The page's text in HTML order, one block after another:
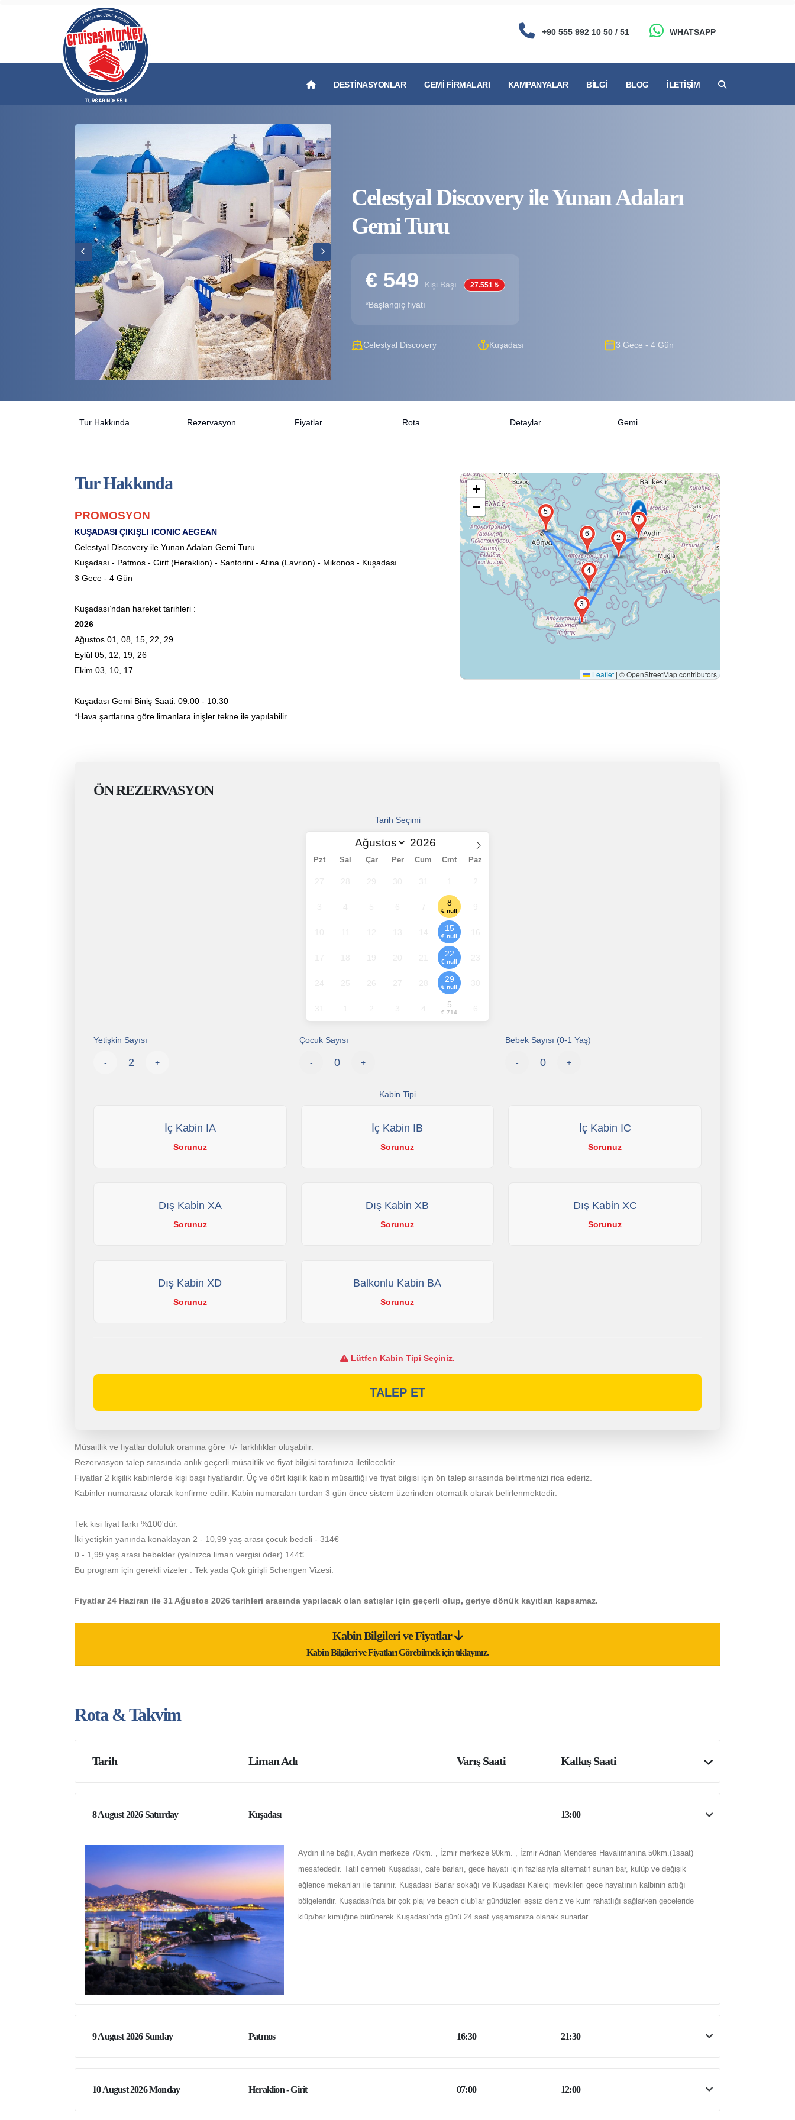
+90 555 992 10 50 / 51 WHATSAPP
DESTINASYONLAR GEMI FIRMALARI KAMPANYALAR BILGI BLOG İLETIŞIM
Celestyal Discovery ile Yunan Adaları
Gemi Turu
€ 549 Kişi Başı 27.551 ₺
*Başlangıç fiyatı
Celestyal Discovery Kuşadası 3 Gece - 4 Gün
Tur Hakkında Rezervasyon Fiyatlar Rota Detaylar Gemi
Tur Hakkında
PROMOSYON
KUŞADASI ÇIKIŞLI ICONIC AEGEAN
Celestyal Discovery ile Yunan Adaları Gemi Turu
Kuşadası - Patmos - Girit (Heraklion) - Santorini - Atina (Lavrion) - Mikonos - Kuşadası
3 Gece - 4 Gün
Kuşadası’ndan hareket tarihleri :
2026
Ağustos 01, 08, 15, 22, 29
Eylül 05, 12, 19, 26
Ekim 03, 10, 17
Kuşadası Gemi Biniş Saati: 09:00 - 10:30
*Hava şartlarına göre limanlara inişler tekne ile yapılabilir.
2
3
4
5
6
7
+
−
Leaflet | © OpenStreetMap contributors
ÖN REZERVASYON
Tarih Seçimi
Pzt Sal Çar Per Cum Cmt Paz
8
€ null
15
€ null
22
€ null
29
€ null
5
€ 714
Yetişkin Sayısı
- +
Çocuk Sayısı
- +
Bebek Sayısı (0-1 Yaş)
- +
Kabin Tipi
İç Kabin IA
Sorunuz
İç Kabin IB
Sorunuz
İç Kabin IC
Sorunuz
Dış Kabin XA
Sorunuz
Dış Kabin XB
Sorunuz
Dış Kabin XC
Sorunuz
Dış Kabin XD
Sorunuz
Balkonlu Kabin BA
Sorunuz
Lütfen Kabin Tipi Seçiniz.
TALEP ET
Müsaitlik ve fiyatlar doluluk oranına göre +/- farklılıklar oluşabilir.
Rezervasyon talep sırasında anlık geçerli müsaitlik ve fiyat bilgisi tarafınıza iletilecektir.
Fiyatlar 2 kişilik kabinlerde kişi başı fiyatlardır. Üç ve dört kişilik kabin müsaitliği ve fiyat bilgisi için ön talep sırasında belirtmenizi rica ederiz.
Kabinler numarasız olarak konfirme edilir. Kabin numaraları turdan 3 gün önce sistem üzerinden otomatik olarak belirlenmektedir.
Tek kisi fiyat farkı %100'dür.
İki yetişkin yanında konaklayan 2 - 10,99 yaş arası çocuk bedeli - 314€
0 - 1,99 yaş arası bebekler (yalnızca liman vergisi öder) 144€
Bu program için gerekli vizeler : Tek yada Çok girişli Schengen Vizesi.
Fiyatlar 24 Haziran ile 31 Ağustos 2026 tarihleri arasında yapılacak olan satışlar için geçerli olup, geriye dönük kayıtları kapsamaz.
Kabin Bilgileri ve Fiyatlar
Kabin Bilgileri ve Fiyatları Görebilmek için tıklayınız.
Rota & Takvim
Tarih Liman Adı Varış Saati Kalkış Saati
8 August 2026 Saturday Kuşadası 13:00
Aydın iline bağlı, Aydın merkeze 70km. , İzmir merkeze 90km. , İzmir Adnan Menderes Havalimanına 50km.(1saat)
mesafededir. Tatil cenneti Kuşadası, cafe barları, gece hayatı için fazlasıyla alternatif sunan bar, kulüp ve değişik
eğlence mekanları ile tanınır. Kuşadası Barlar sokağı ve Kuşadası Kaleiçi mevkileri gece hayatının kalbinin attığı
bölgeleridir. Kuşadası'nda bir çok plaj ve beach club'lar gündüzleri eşsiz deniz ve kum rahatlığı sağlarken geceleride
klüp/bar kimliğine bürünerek Kuşadası'nda günü 24 saat yaşamanıza olanak sunarlar.
9 August 2026 Sunday Patmos 16:30 21:30
10 August 2026 Monday Heraklion - Girit 07:00 12:00